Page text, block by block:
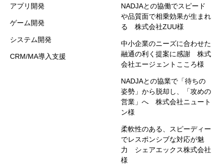
アプリ開発
ゲーム開発
システム開発
CRM/MA導入支援
NADJAとの協働でスピード
や品質面で相乗効果が生まれ
る 株式会社ZUU様
中小企業のニーズに合わせた
融通の利く提案に感謝 株式
会社エージェントこころ様
NADJAとの協業で「待ちの
姿勢」から脱却し、「攻めの
営業」へ 株式会社ニュート
ン様
柔軟性のある、スピーディー
でレスポンシブな対応が魅
力 シェアエックス株式会社
様